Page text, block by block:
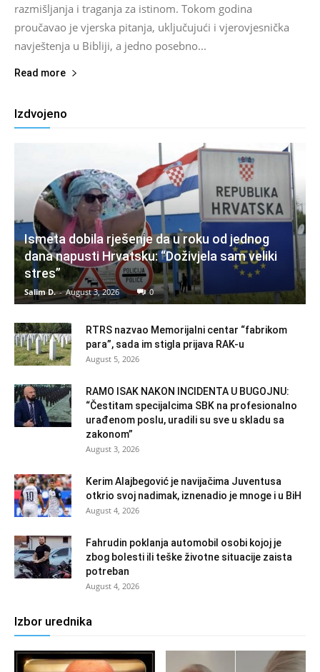
razmišljanja i traganja za istinom. Tokom godina
proučavao je vjerska pitanja, uključujući i vjerovjesnička
navještenja u Bibliji, a jedno posebno...
Read more
Izdvojeno
Ismeta dobila rješenje da u roku od jednog
dana napusti Hrvatsku: “Doživjela sam veliki
stres”
Salim D. - August 3, 2026 0
RTRS nazvao Memorijalni centar “fabrikom
para”, sada im stigla prijava RAK-u
August 5, 2026
RAMO ISAK NAKON INCIDENTA U BUGOJNU:
“Čestitam specijalcima SBK na profesionalno
urađenom poslu, uradili su sve u skladu sa
zakonom”
August 3, 2026
Kerim Alajbegović je navijačima Juventusa
otkrio svoj nadimak, iznenadio je mnoge i u BiH
August 4, 2026
Fahrudin poklanja automobil osobi kojoj je
zbog bolesti ili teške životne situacije zaista
potreban
August 4, 2026
Izbor urednika